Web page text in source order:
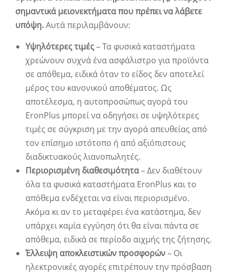
σημαντικά μειονεκτήματα που πρέπει να λάβετε
υπόψη.Αυτά περιλαμβάνουν:
Υψηλότερες τιμές– Τα φυσικά καταστήματα
χρεώνουν συχνά ένα ασφάλιστρο για προϊόντα
σε απόθεμα, ειδικά όταν το είδος δεν αποτελεί
μέρος του κανονικού αποθέματος. Ως
αποτέλεσμα, η αυτοπροσώπως αγορά του
EronPlus μπορεί να οδηγήσει σε υψηλότερες
τιμές σε σύγκριση με την αγορά απευθείας από
τον επίσημο ιστότοπο ή από αξιόπιστους
διαδικτυακούς λιανοπωλητές.
Περιορισμένη διαθεσιμότητα– Δεν διαθέτουν
όλα τα φυσικά καταστήματα EronPlus και το
απόθεμα ενδέχεται να είναι περιορισμένο.
Ακόμα κι αν το μεταφέρει ένα κατάστημα, δεν
υπάρχει καμία εγγύηση ότι θα είναι πάντα σε
απόθεμα, ειδικά σε περίοδο αιχμής της ζήτησης.
Έλλειψη αποκλειστικών προσφορών– Οι
ηλεκτρονικές αγορές επιτρέπουν την πρόσβαση